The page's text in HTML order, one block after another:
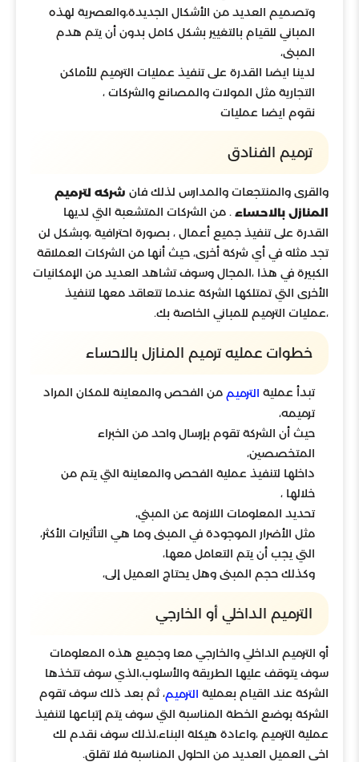
وتصميم العديد من الأشكال الجديدة،والعصرية لهذه
المباني للقيام بالتغيير بشكل كامل بدون أن يتم هدم
المبنى،
لدينا ايضا القدرة على تنفيذ عمليات الترميم للأماكن
التجارية مثل المولات والمصانع والشركات ،
نقوم ايضا عمليات
ترميم الفنادق
والقرى والمنتجعات والمدارس لذلك فان شركه لترميم
المنازل بالاحساء . من الشركات المتشعبة التي لديها
القدرة على تنفيذ جميع أعمال ، بصورة احترافية ،وبشكل لن
تجد مثله في أي شركة أخرى، حيث أنها من الشركات العملاقة
الكبيرة في هذا ،المجال وسوف تشاهد العديد من الإمكانيات
الأخرى التي تمتلكها الشركة عندما تتعاقد معها لتنفيذ
،عمليات الترميم للمباني الخاصة بك.
خطوات عمليه ترميم المنازل بالاحساء
تبدأ عملية الترميم من الفحص والمعاينة للمكان المراد
ترميمه،
حيث أن الشركة تقوم بإرسال واحد من الخبراء
المتخصصين،
داخلها لتنفيذ عملية الفحص والمعاينة التي يتم من
خلالها ،
تحديد المعلومات اللازمة عن المبني،
مثل الأضرار الموجودة في المبنى وما هي التأثيرات الأكثر،
التي يجب أن يتم التعامل معها،
وكذلك حجم المبنى وهل يحتاج العميل إلى،
الترميم الداخلي أو الخارجي
أو الترميم الداخلي والخارجي معا وجميع هذه المعلومات
سوف يتوقف عليها الطريقة والأسلوب،الذي سوف تتخذها
الشركة عند القيام بعملية الترميم، ثم بعد ذلك سوف تقوم
الشركة بوضع الخطة المناسبة التي سوف يتم إتباعها لتنفيذ
عملية الترميم ،واعادة هيكلة البناء،لذلك سوف نقدم لك
اخى العميل العديد من الحلول المناسبة فلا تقلق.